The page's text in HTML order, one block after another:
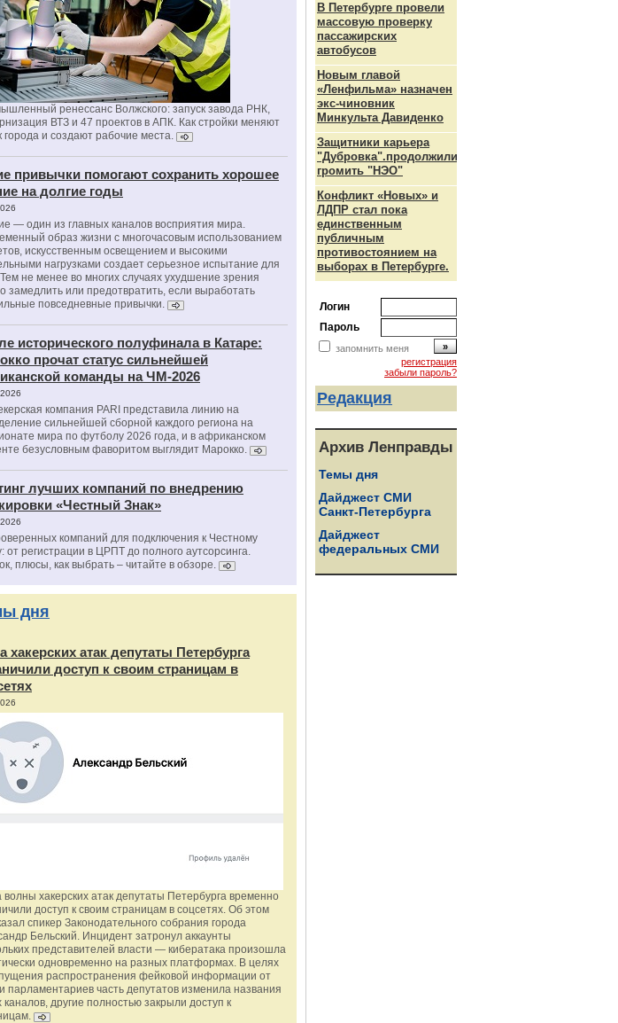
ренессанс Волжского: запуск завода РНК,
ВТЗ и 47 проектов в АПК. Как стройки меняют
города и создают рабочие места.
привычки помогают сохранить хорошее
на долгие годы
— один из главных каналов восприятия мира.
образ жизни с многочасовым использованием
искусственным освещением и высокими
нагрузками создает серьезное испытание для
Тем не менее во многих случаях ухудшение зрения
замедлить или предотвратить, если выработать
повседневные привычки.
исторического полуфинала в Катаре:
прочат статус сильнейшей
команды на ЧМ-2026
компания PARI представила линию на
сильнейшей сборной каждого региона на
мира по футболу 2026 года, и в африканском
безусловным фаворитом выглядит Марокко.
лучших компаний по внедрению
«Честный Знак»
компаний для подключения к Честному
от регистрации в ЦРПТ до полного аутсорсинга.
плюсы, как выбрать – читайте в обзоре.
дня
хакерских атак депутаты Петербурга
доступ к своим страницам в
волны хакерских атак депутаты Петербурга временно
доступ к своим страницам в соцсетях. Об этом
спикер Законодательного собрания города
Бельский. Инцидент затронул аккаунты
представителей власти — кибератака произошла
одновременно на разных платформах. В целях
распространения фейковой информации от
парламентариев часть депутатов изменила названия
каналов, другие полностью закрыли доступ к
В Петербурге провели
массовую проверку
пассажирских
автобусов
Новым главой
«Ленфильма» назначен
экс-чиновник
Минкульта Давиденко
Защитники карьера
"Дубровка".продолжили
громить "НЭО"
Конфликт «Новых» и
ЛДПР стал пока
единственным
публичным
противостоянием на
выборах в Петербурге.
Логин
Пароль
запомнить меня
регистрация
забыли пароль?
Редакция
Архив Ленправды
Темы дня
Дайджест СМИ
Санкт-Петербурга
Дайджест
федеральных СМИ